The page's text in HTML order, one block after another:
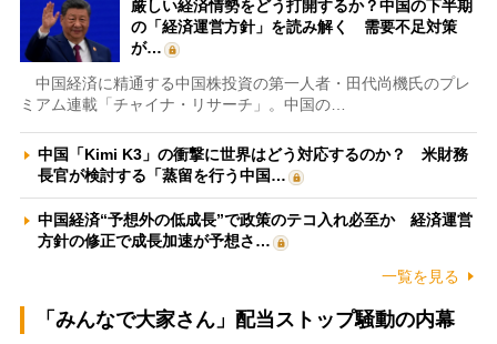
厳しい経済情勢をどう打開するか？中国の下半期
の「経済運営方針」を読み解く 需要不足対策
が…
中国経済に精通する中国株投資の第一人者・田代尚機氏のプレ
ミアム連載「チャイナ・リサーチ」。中国の…
中国「Kimi K3」の衝撃に世界はどう対応するのか？ 米財務
長官が検討する「蒸留を行う中国…
中国経済“予想外の低成長”で政策のテコ入れ必至か 経済運営
方針の修正で成長加速が予想さ…
一覧を見る
「みんなで大家さん」配当ストップ騒動の内幕